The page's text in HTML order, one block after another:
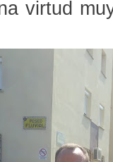
virtud